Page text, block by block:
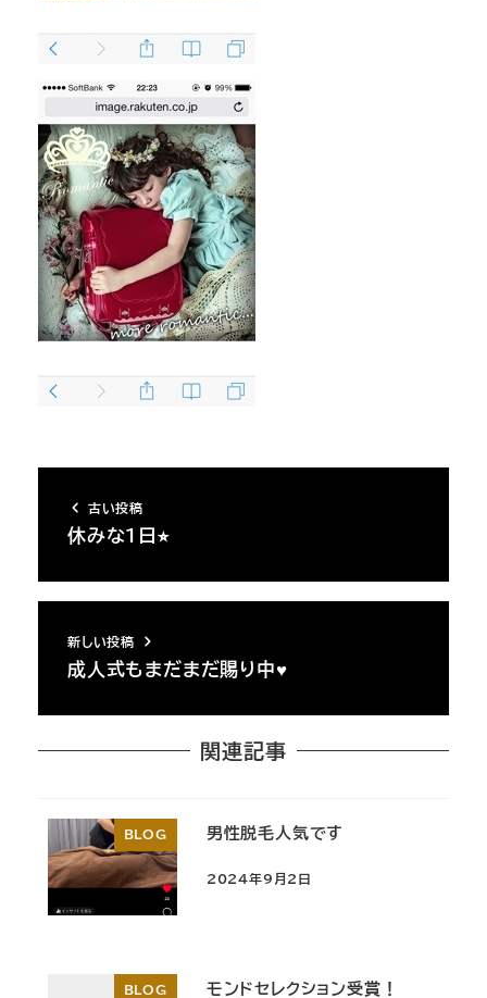
古い投稿
休みな1日⭐︎
新しい投稿
成人式もまだまだ賜り中♥
関連記事
BLOG 男性脱毛人気です
投稿日
2024年9月2日
BLOG モンドセレクション受賞！